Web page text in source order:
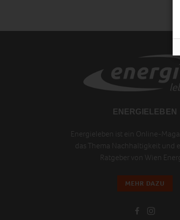
ENERGIELEBEN
Energieleben ist ein Online-
das Thema Nachhaltigkeit und
Ratgeber von Wien
MEHR DAZU